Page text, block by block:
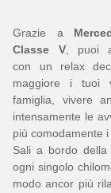
Grazie a
Classe V, puoi
con un relax
maggiore i tuoi
famiglia, vivere
intensamente le
più comodamente
Sali a bordo
ogni singolo
modo ancor più